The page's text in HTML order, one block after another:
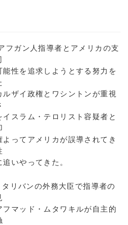
ガン人指導者とアメリカの支
性を追求しようとする努力を
ザイ政権とワシントンが重視
スラム・テロリスト容疑者と
ってアメリカが誤導されてき
いやってきた。
リバンの外務大臣で指導者の
マッド・ムタワキルが自主的